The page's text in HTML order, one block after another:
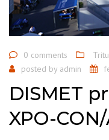
0 comments
posted by admin
DISMET
XPO-